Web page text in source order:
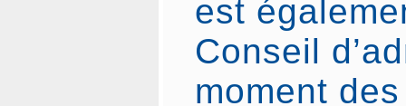
est
Conseil
moment